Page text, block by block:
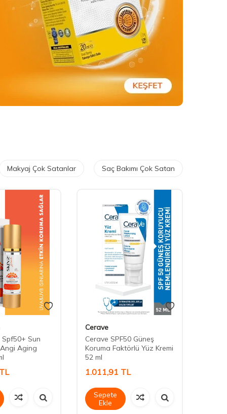
Makyaj Çok Satanlar Saç Bakımı Çok Satan
Spf50+ Sun
Aging
TL
Cerave
Cerave SPF50 Güneş
Koruma Faktörlü Yüz Kremi
52 ml
1.011,91 TL
Sepete
Ekle